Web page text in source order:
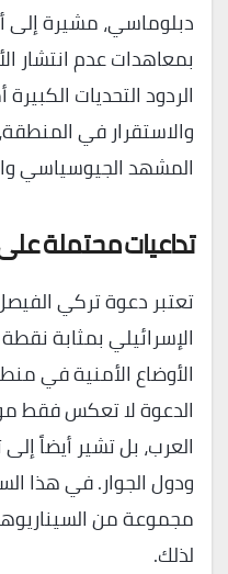
دبلوماسي، مشيرة إلى
بمعاهدات عدم انتشار
الردود التحديات
والاستقرار في
المشهد الجيوسياسي
تداعيات محتملة
تعتبر دعوة تركي
الإسرائيلي بمثابة
الأوضاع الأمنية في
الدعوة لا تعكس فقط
العرب، بل تشير أيضاً
ودول الجوار. في هذا
مجموعة من
لذلك.